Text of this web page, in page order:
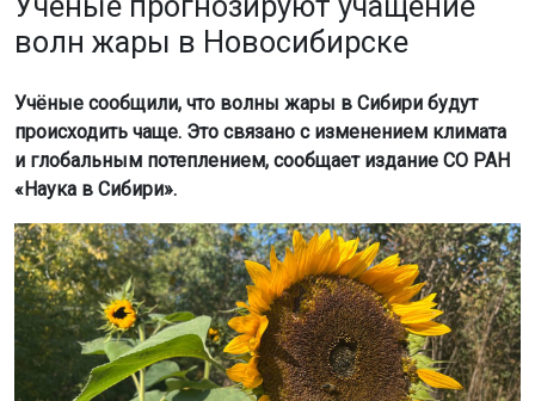
Учёные прогнозируют учащение
волн жары в Новосибирске
Учёные сообщили, что волны жары в Сибири будут
происходить чаще. Это связано с изменением климата
и глобальным потеплением, сообщает издание СО РАН
«Наука в Сибири».